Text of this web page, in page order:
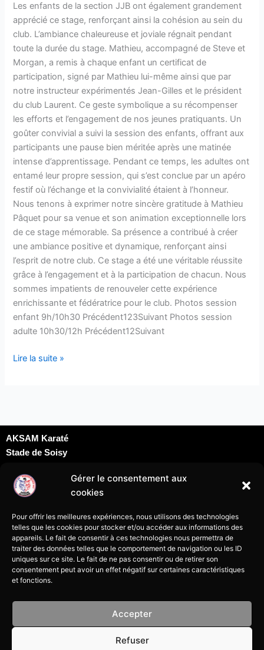
Gérer le consentement aux
cookies
Pour offrir les meilleures expériences, nous utilisons des technologies
telles que les cookies pour stocker et/ou accéder aux informations des
appareils. Le fait de consentir à ces technologies nous permettra de
traiter des données telles que le comportement de navigation ou les ID
uniques sur ce site. Le fait de ne pas consentir ou de retirer son
consentement peut avoir un effet négatif sur certaines caractéristiques
et fonctions.
Accepter
Refuser
Les enfants de la section JJB ont également grandement
apprécié ce stage, renforçant ainsi la cohésion au sein du
club. L’ambiance chaleureuse et joviale régnait pendant
toute la durée du stage. Mathieu, accompagné de Steve et
Morgan, a remis à chaque enfant un certificat de
participation, signé par Mathieu lui-même ainsi que par
notre instructeur expérimentés Jean-Gilles et le président
du club Laurent. Ce geste symbolique a su récompenser
les efforts et l’engagement de nos jeunes pratiquants. Un
goûter convivial a suivi la session des enfants, offrant aux
participants une pause bien méritée après une matinée
intense d’apprentissage. Pendant ce temps, les adultes ont
entamé leur propre session, qui s’est conclue par un apéro
festif où l’échange et la convivialité étaient à l’honneur.
Nous tenons à exprimer notre sincère gratitude à Mathieu
Pâquet pour sa venue et son animation exceptionnelle lors
de ce stage mémorable. Sa présence a contribué à créer
une ambiance positive et dynamique, renforçant ainsi
l’esprit de notre club. Ce stage a été une véritable réussite
grâce à l’engagement et à la participation de chacun. Nous
sommes impatients de renouveler cette expérience
enrichissante et fédératrice pour le club. Photos session
enfant 9h/10h30 Précédent123Suivant Photos session
adulte 10h30/12h Précédent12Suivant
Lire la suite »
AKSAM Karaté
Stade de Soisy
Rue du docteur Schweitzer
95230 Soisy sous Montmorency
07 69 24 09 69
Politique de cookies